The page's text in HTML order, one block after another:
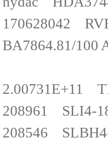
170628042
BA7864.81/
208961
208546